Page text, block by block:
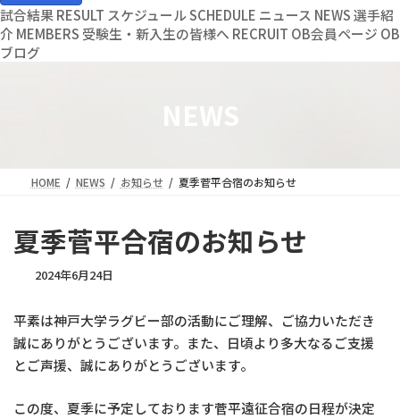
試合結果RESULT スケジュールSCHEDULE ニュース NEWS選手紹
介 MEMBERS 受験生・新入生の皆様へ RECRUIT OB会員ページ OB
ブログ
HOME NEWS お知らせ 夏季菅平合宿のお知らせ
夏季菅平合宿のお知らせ
2024年6月24日
平素は神戸大学ラグビー部の活動にご理解、ご協力いただき
誠にありがとうございます。また、日頃より多大なるご支援
とご声援、誠にありがとうございます。
この度、夏季に予定しております菅平遠征合宿の日程が決定